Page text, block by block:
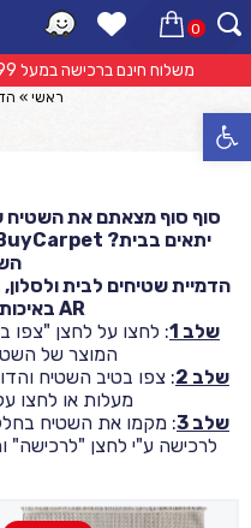
פתח סרגל נגישות
אפשרות החזרה/החלפה עד 14
0 הדמייה
ראשי »
סוף סוף מצאתם את
AR באיכות הגבוהה ביותר!
שלב 1
המוצר של
שלב 2
מעלות או לחצו
שלב 3
: מקמו את השטיח
לרכישה ע"י לחצן "לרכישה"